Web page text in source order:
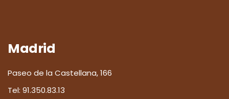
Madrid
Paseo de la Castellana, 166
Tel: 91.350.83.13